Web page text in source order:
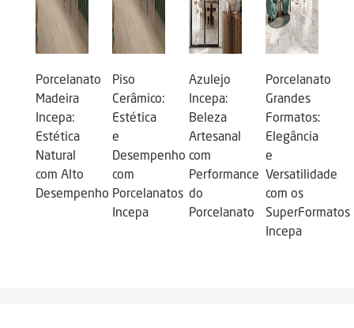
Porcelanato
Madeira
Incepa:
Estética
Natural
com Alto
Desempenho
Piso
Cerâmico:
Estética
e
Desempenho
com
Porcelanatos
Incepa
Azulejo
Incepa:
Beleza
Artesanal
com
Performance
do
Porcelanato
Porcelanato
Grandes
Formatos:
Elegância
e
Versatilidade
com os
SuperFormatos
Incepa